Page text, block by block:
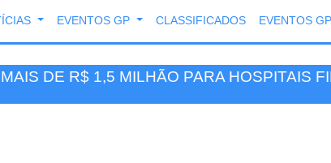
EVENTOS GP CLASSIFICADOS EVENTOS GP
DE R$ 1,5 MILHÃO PARA HOSPITAIS